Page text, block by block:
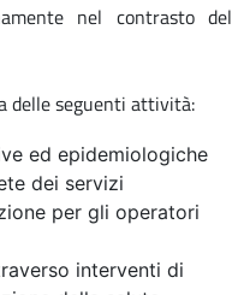
nel contrasto del
delle seguenti attività:
ed epidemiologiche
dei servizi
per gli operatori
interventi di